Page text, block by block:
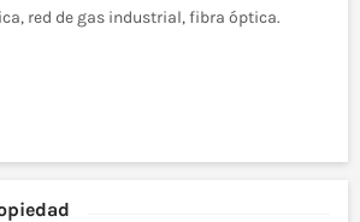
red de gas industrial, fibra óptica.